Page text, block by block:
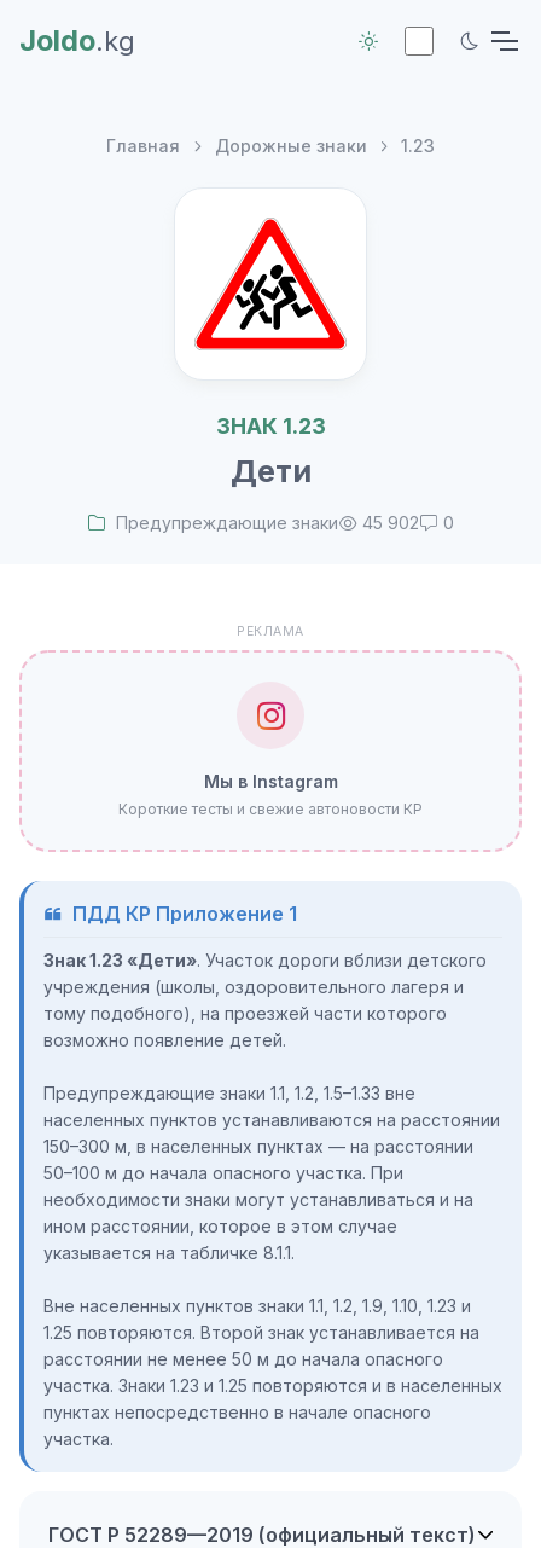
Joldo.kg
Главная Дорожные знаки 1.23
ЗНАК 1.23
Дети
Предупреждающие знаки 45 902 0
РЕКЛАМА
Мы в Instagram
Короткие тесты и свежие автоновости КР
ПДД КР Приложение 1
Знак 1.23 «Дети». Участок дороги вблизи детского
учреждения (школы, оздоровительного лагеря и
тому подобного), на проезжей части которого
возможно появление детей.
Предупреждающие знаки 1.1, 1.2, 1.5–1.33 вне
населенных пунктов устанавливаются на расстоянии
150–300 м, в населенных пунктах — на расстоянии
50–100 м до начала опасного участка. При
необходимости знаки могут устанавливаться и на
ином расстоянии, которое в этом случае
указывается на табличке 8.1.1.
Вне населенных пунктов знаки 1.1, 1.2, 1.9, 1.10, 1.23 и
1.25 повторяются. Второй знак устанавливается на
расстоянии не менее 50 м до начала опасного
участка. Знаки 1.23 и 1.25 повторяются и в населенных
пунктах непосредственно в начале опасного
участка.
ГОСТ Р 52289—2019 (официальный текст)